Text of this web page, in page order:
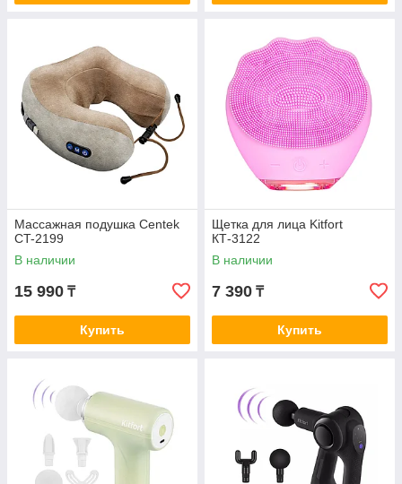
Массажная подушка Centek
CT-2199
В наличии
15 990 ₸
Купить
Щетка для лица Kitfort
КТ-3122
В наличии
7 390 ₸
Купить